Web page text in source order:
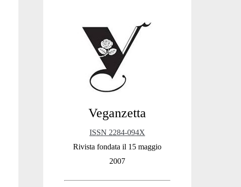
Sidebar
Veganzetta
ISSN 2284-094X
Rivista fondata il 15 maggio
2007